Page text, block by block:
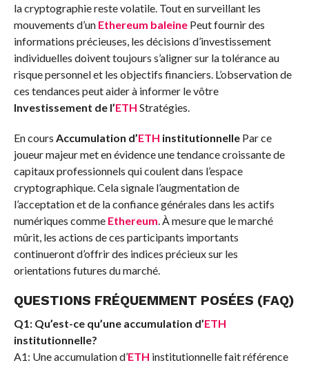
la cryptographie reste volatile. Tout en surveillant les
mouvements d’un Ethereum baleinePeut fournir des
informations précieuses, les décisions d’investissement
individuelles doivent toujours s’aligner sur la tolérance au
risque personnel et les objectifs financiers. L’observation de
ces tendances peut aider à informer le vôtre
Investissement de l’ETH Stratégies.
En cours Accumulation d’ETH institutionnellePar ce
joueur majeur met en évidence une tendance croissante de
capitaux professionnels qui coulent dans l’espace
cryptographique. Cela signale l’augmentation de
l’acceptation et de la confiance générales dans les actifs
numériques comme Ethereum . À mesure que le marché
mûrit, les actions de ces participants importants
continueront d’offrir des indices précieux sur les
orientations futures du marché.
QUESTIONS FRÉQUEMMENT POSÉES (FAQ)
Q1: Qu’est-ce qu’une accumulation d’ETH
institutionnelle?
A1: Une accumulation d’ETH institutionnelle fait référence